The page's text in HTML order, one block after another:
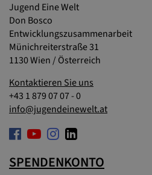
Jugend Eine Welt
Don Bosco
Entwicklungszusammenarbeit
Münichreiterstraße 31
1130 Wien / Österreich
Kontaktieren Sie uns
+43 1 879 07 07 - 0
info@jugendeinewelt.at
SPENDENKONTO